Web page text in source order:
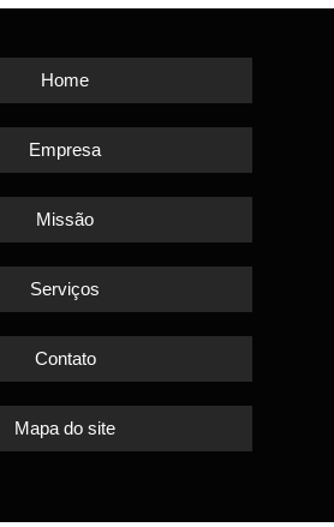
Home
Empresa
Missão
Serviços
Contato
Mapa do site